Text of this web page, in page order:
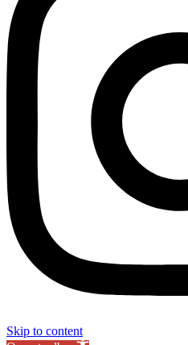
Skip to content